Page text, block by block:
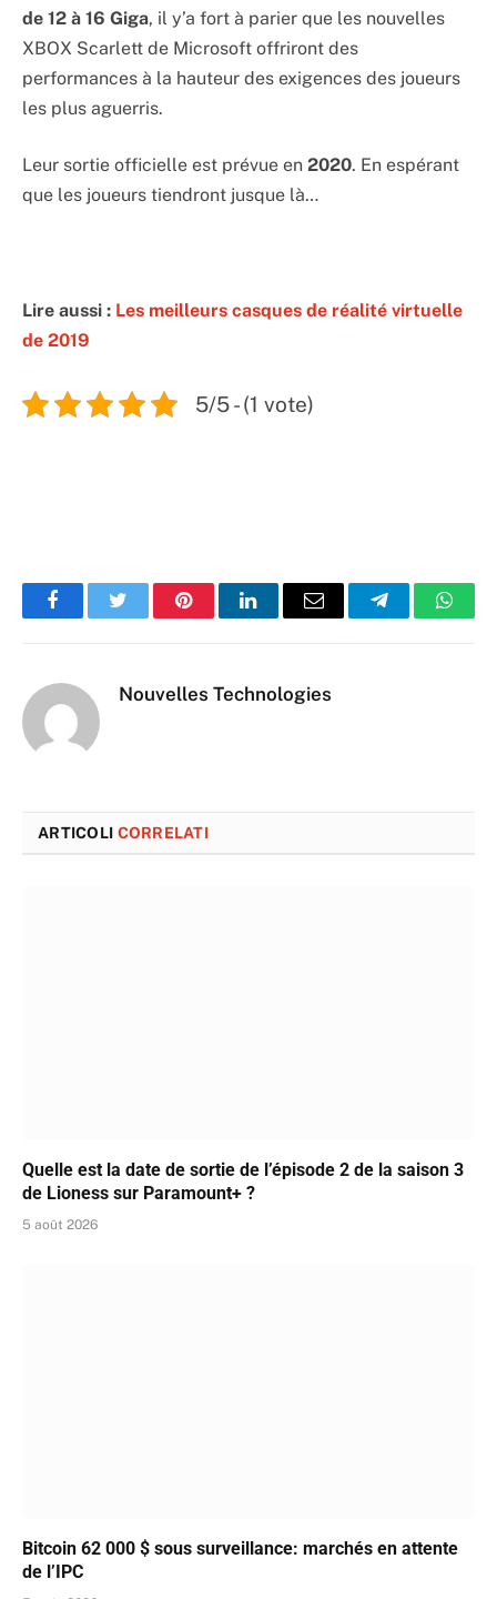
de 12 à 16 Giga, il y’a fort à parier que les nouvelles
XBOX Scarlett de Microsoft offriront des
performances à la hauteur des exigences des joueurs
les plus aguerris.
Leur sortie officielle est prévue en 2020. En espérant
que les joueurs tiendront jusque là…
Lire aussi : Les meilleurs casques de réalité virtuelle
de 2019
5/5 - (1 vote)
FacebookTwitter PinterestLinkedInEmail Telegram
Nouvelles Technologies
ARTICOLI CORRELATI
Quelle est la date de sortie de l’épisode 2 de la saison 3
de Lioness sur Paramount+ ?
5 août 2026
Bitcoin 62 000 $ sous surveillance: marchés en attente
de l’IPC